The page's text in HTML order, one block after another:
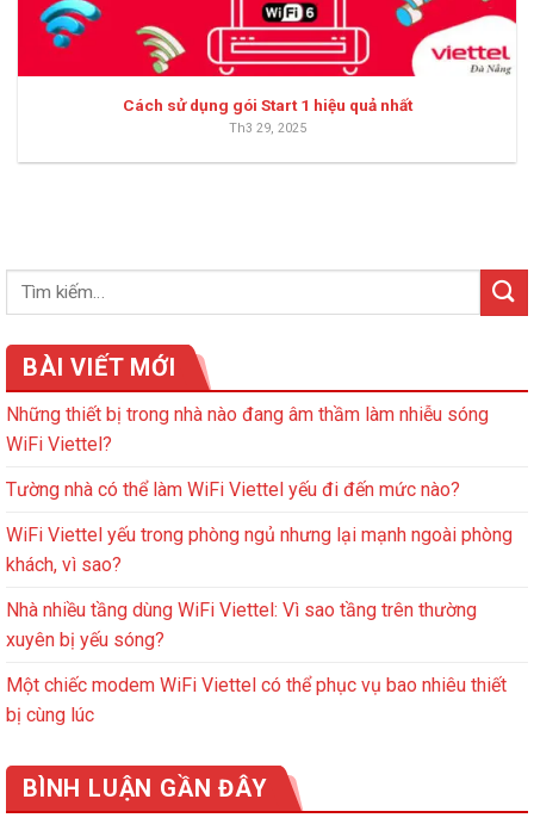
Cách sử dụng gói Start 1 hiệu quả nhất
Th3 29, 2025
BÀI VIẾT MỚI
Những thiết bị trong nhà nào đang âm thầm làm nhiễu sóng
WiFi Viettel?
Tường nhà có thể làm WiFi Viettel yếu đi đến mức nào?
WiFi Viettel yếu trong phòng ngủ nhưng lại mạnh ngoài phòng
khách, vì sao?
Nhà nhiều tầng dùng WiFi Viettel: Vì sao tầng trên thường
xuyên bị yếu sóng?
Một chiếc modem WiFi Viettel có thể phục vụ bao nhiêu thiết
bị cùng lúc
BÌNH LUẬN GẦN ĐÂY